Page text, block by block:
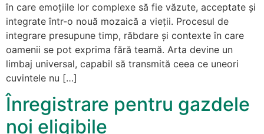
în care emoțiile lor complexe să fie văzute, acceptate și
integrate într-o nouă mozaică a vieții. Procesul de
integrare presupune timp, răbdare și contexte în care
oamenii se pot exprima fără teamă. Arta devine un
limbaj universal, capabil să transmită ceea ce uneori
cuvintele nu […]
Înregistrare pentru gazdele
noi eligibile